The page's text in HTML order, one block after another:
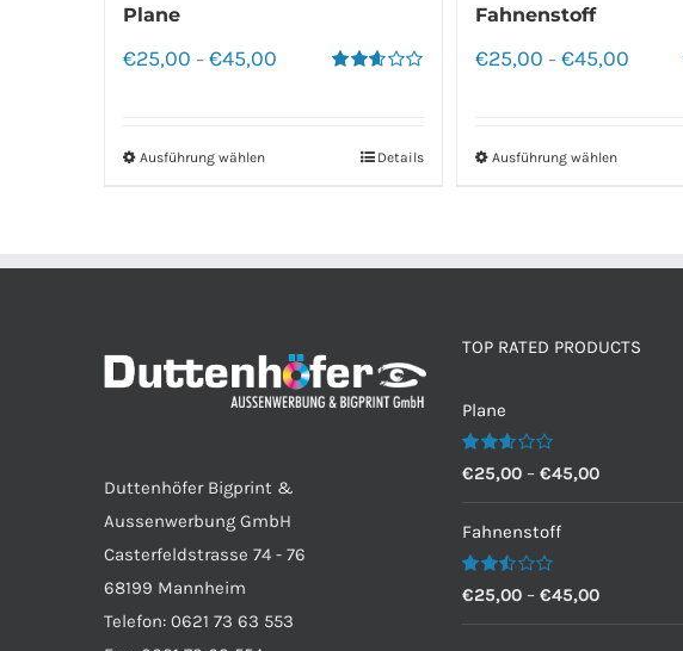
Plane
€25,00 – €45,00
Ausführung wählen Details
Fahnenstoff
€25,00 –€45,00
Ausführung wählen
Duttenhöfer Bigprint &
Aussenwerbung GmbH
Casterfeldstrasse 74 - 76
68199 Mannheim
Telefon: 0621 73 63 553
TOP RATED PRODUCTS
Plane
Bewertet
2.60
von 5
€25,00 – €45,00
Fahnenstoff
Bewertet
2.50
€25,00 – €45,00